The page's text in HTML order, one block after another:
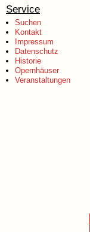
Service
Suchen
Kontakt
Impressum
Datenschutz
Historie
Opernhäuser
Veranstaltungen